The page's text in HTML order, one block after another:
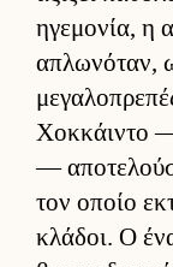
ηγεμονία, η
απλωνόταν,
Χοκ­κάι­ντο
—
τον οποίο
κλάδοι. Ο